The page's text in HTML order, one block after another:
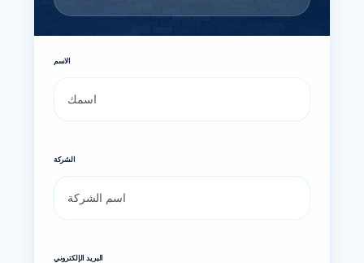
الاسم
الشركة
البريد الإلكتروني